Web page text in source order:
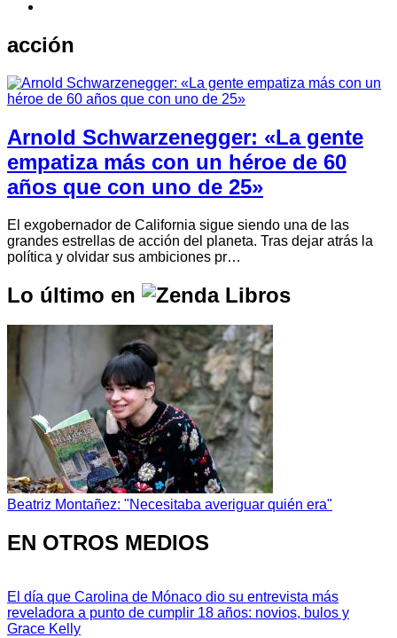
acción
Arnold Schwarzenegger: «La gente
empatiza más con un héroe de 60
años que con uno de 25»
El exgobernador de California sigue siendo una de las
grandes estrellas de acción del planeta. Tras dejar atrás la
política y olvidar sus ambiciones pr…
Lo último en
Beatriz Montañez: "Necesitaba averiguar quién era"
EN OTROS MEDIOS
El día que Carolina de Mónaco dio su entrevista más
reveladora a punto de cumplir 18 años: novios, bulos y
Grace Kelly